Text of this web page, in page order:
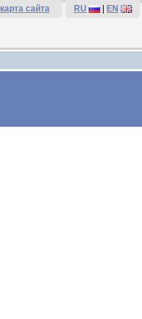
карта сайта RU EN